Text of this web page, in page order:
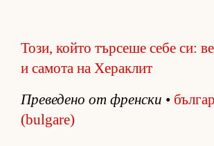
Този, който търсеше себе си:
и самота на Хераклит
Пре­ве­дено от френ­ски •
(bulgare)